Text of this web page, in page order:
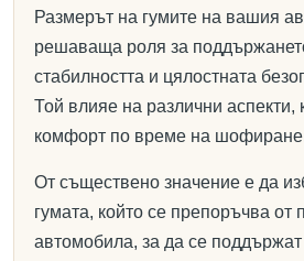
Размерът на гумите на вашия
решаваща роля за
стабилността и цялостната
Той влияе на различни аспекти,
комфорт по време на
От съществено значение е да
гумата, който се препоръчва от
автомобила, за да се поддържат